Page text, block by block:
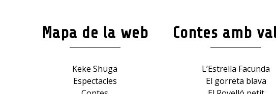
Mapa de la web
Keke Shuga
Espectacles
Contes amb
L’Estrella Facunda
El gorreta blava